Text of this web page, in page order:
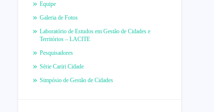
Equipe
Galeria de Fotos
Laboratório de Estudos em Gestão de Cidades e
Territórios – LACITE
Pesquisadores
Série Cariri Cidade
Simpósio de Gestão de Cidades